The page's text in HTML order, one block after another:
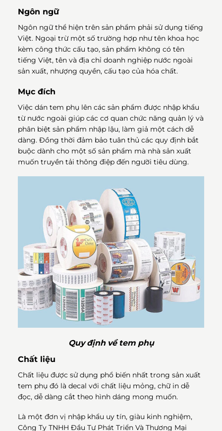
Ngôn ngữ
Ngôn ngữ thể hiện trên sản phẩm phải sử dụng tiếng
Việt. Ngoại trừ một số trường hợp như tên khoa học
kèm công thức cấu tạo, sản phẩm không có tên
tiếng Việt, tên và địa chỉ doanh nghiệp nước ngoài
sản xuất, nhượng quyền, cấu tạo của hóa chất.
Mục đích
Việc dán tem phụ lên các sản phẩm được nhập khẩu
từ nước ngoài giúp các cơ quan chức năng quản lý và
phân biệt sản phẩm nhập lậu, làm giả một cách dễ
dàng. Đồng thời đảm bảo tuân thủ các quy định bắt
buộc dành cho một số sản phẩm mà nhà sản xuất
muốn truyền tải thông điệp đến người tiêu dùng.
Quy định về tem phụ
Chất liệu
Chất liệu được sử dụng phổ biến nhất trong sản xuất
tem phụ đó là decal với chất liệu mỏng, chữ in dễ
đọc, dễ dàng cắt theo hình dáng mong muốn.
Là một đơn vị nhập khẩu uy tín, giàu kinh nghiệm,
Công Ty TNHH Đầu Tư Phát Triển Và Thương Mại